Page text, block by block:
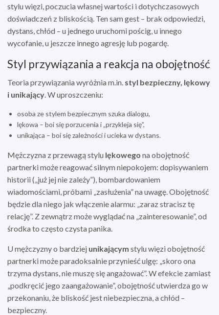
stylu więzi, poczucia własnej wartości i dotychczasowych
doświadczeń z bliskością. Ten sam gest – brak odpowiedzi,
dystans, chłód – u jednego uruchomi pościg, u innego
wycofanie, u jeszcze innego agresję lub pogardę.
Styl przywiązania a reakcja na obojętność
Teoria przywiązania wyróżnia m.in. styl bezpieczny, lękowy
i unikający. W uproszczeniu:
osoba ze stylem bezpiecznym szuka dialogu,
lękowa – boi się porzucenia i „przykleja się”,
unikająca – boi się zależności i ucieka w dystans.
Mężczyzna z przewagą stylu lękowego na obojętność
partnerki może reagować silnym niepokojem: dopisywaniem
historii („już jej nie zależy”), bombardowaniem
wiadomościami, próbami „zasłużenia” na uwagę. Obojętność
będzie dla niego jak włączenie alarmu: „zaraz stracisz tę
relację”. Z zewnątrz może wyglądać na „zainteresowanie”, od
środka to często czysta panika.
U mężczyzny o bardziej unikającym stylu więzi obojętność
partnerki może paradoksalnie przynieść ulgę: „skoro ona
trzyma dystans, nie muszę się angażować”. W efekcie zamiast
„podkręcić jego zaangażowanie”, obojętność utwierdza go w
przekonaniu, że bliskość jest niebezpieczna, a chłód –
bezpieczny.